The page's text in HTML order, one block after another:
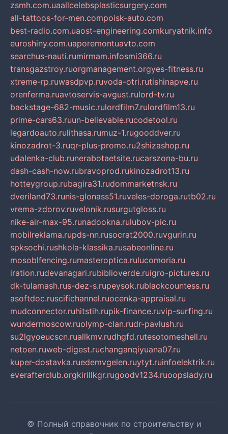
zsmh.com.uaallcelebsplasticsurgery.com
all-tattoos-for-men.compoisk-auto.com
best-radio.com.uaost-engineering.comkuryatnik.info
euroshiny.com.uaporemontuavto.com
searchus-nauti.rumirmam.infosmi366.ru
transgazstroy.ruorgmanagement.orgyes-fitness.ru
xtreme-rp.ruwasdpvp.ruvoda-otri.rutishinapve.ru
orenferma.ruavtoservis-avgust.rulord-tv.ru
backstage-682-music.rulordfilm7.rulordfilm13.ru
prime-cars63.ruun-believable.rucodetool.ru
legardoauto.rulithasa.rumuz-1.rugooddver.ru
kinozadrot-3.ruqr-plus-promo.ru2shizashop.ru
udalenka-club.runerabotaetsite.rucarszona-bu.ru
dash-cash-now.rubravoprod.rukinozadrot13.ru
hotteygroup.rubagira31.rudommarketnsk.ru
dveriland73.runis-glonass51.ruveles-doroga.rutb02.ru
vrema-zdorov.ruvelonik.rusurgutgloss.ru
nike-air-max-95.runadookna.rulubov-pic.ru
mobilreklama.rupds-nn.rusocrat2000.ruvgurin.ru
spksochi.rushkola-klassika.rusabeonline.ru
mosoblfencing.rumasteroptica.rulucomoria.ru
iration.rudevanagari.rubiblioverde.ruigro-pictures.ru
dk-tulamash.rus-dez-s.rupeysok.rublackcountess.ru
asoftdoc.ruscifichannel.ruocenka-appraisal.ru
mudconnector.ruhitstih.rupik-finance.ruvip-surfing.ru
wundermoscow.ruolymp-clan.rudr-pavlush.ru
su2lgyoeucscn.ruallkmv.rudhgfd.rutesotomeshell.ru
netoen.ruweb-digest.ruchanganqiyuana07.ru
kuper-dostavka.ruedemvgelen.ruytyt.ruinfoelektrik.ru
everafterclub.orgkirillkgr.rugoodv1234.ruoopslady.ru
© Полный справочник по строительству и